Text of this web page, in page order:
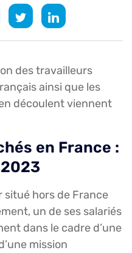
des travailleurs
ainsi que les
découlent viennent
en France :
situé hors de France
un de ses salariés
dans le cadre d’une
mission